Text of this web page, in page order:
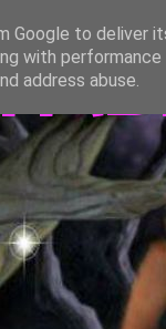
Google to deliver
with
address abuse.